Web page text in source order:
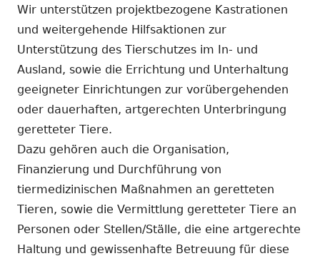
Wir unterstützen projektbezogene Kastrationen
und weitergehende Hilfsaktionen zur
Unterstützung des Tierschutzes im In- und
Ausland, sowie die Errichtung und Unterhaltung
geeigneter Einrichtungen zur vorübergehenden
oder dauerhaften, artgerechten Unterbringung
geretteter Tiere.
Dazu gehören auch die Organisation,
Finanzierung und Durchführung von
tiermedizinischen Maßnahmen an geretteten
Tieren, sowie die Vermittlung geretteter Tiere an
Personen oder Stellen/Ställe, die eine artgerechte
Haltung und gewissenhafte Betreuung für diese